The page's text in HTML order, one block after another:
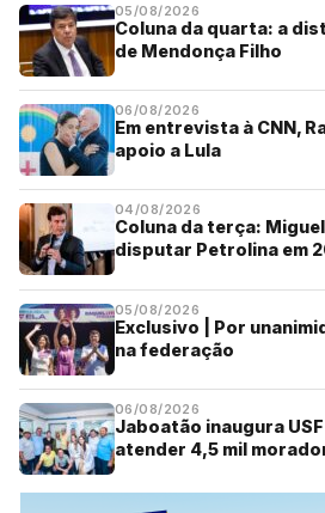
05/08/2026
Coluna da quarta: a
de Mendonça Filho
06/08/2026
Em entrevista à CNN,
apoio a Lula
04/08/2026
Coluna da terça:
disputar Petrolina em
05/08/2026
Exclusivo | Por
na federação
06/08/2026
Jaboatão inaugura
atender 4,5 mil